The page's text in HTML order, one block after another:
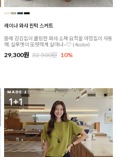
레이나 와샤 핀턱 스커트
몸에 감김없이 쿨링한 와샤 소재 요척을 아낌없이 사용
해, 실루엣이 또렷하게 살아나~♡ (4color)
29,300원 32,500원 10%